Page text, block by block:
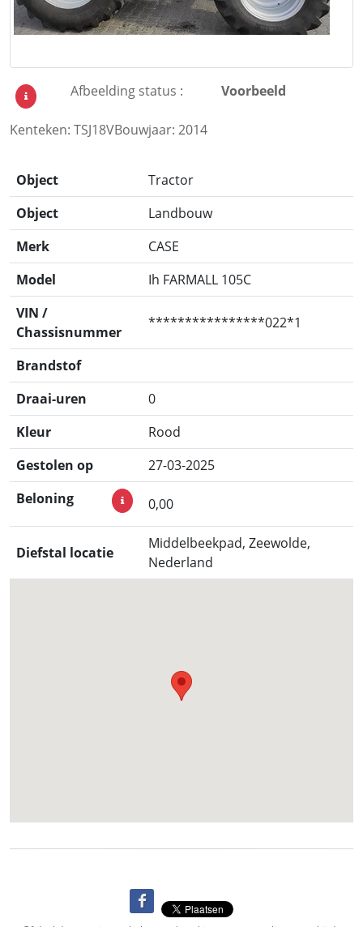
Afbeelding status : Voorbeeld
Kenteken: TSJ18VBouwjaar: 2014
Object
Tractor
Object
Landbouw
Merk
CASE
Model
Ih FARMALL 105C
VIN /
Chassisnummer
****************022*1
Brandstof
Draai-uren
0
Kleur
Rood
Gestolen op
27-03-2025
Beloning
0,00
Diefstal locatie
Middelbeekpad, Zeewolde,
Nederland